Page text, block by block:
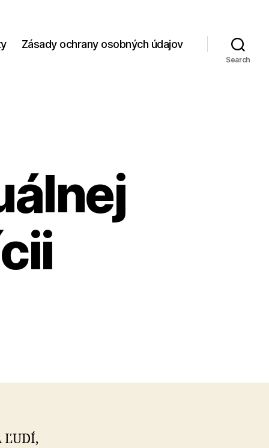
Zásady ochrany osobných údajov
Search